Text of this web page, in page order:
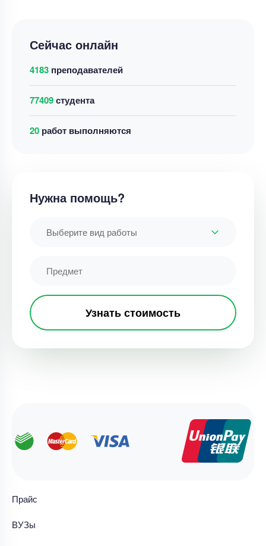
Сейчас онлайн
4183 преподавателей
77409студента
18 работ выполняются
Нужна помощь?
Выберите вид работы
Узнать стоимость
Прайс
ВУЗы